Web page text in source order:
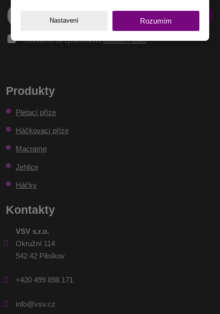
SouhlasímSouhlasím se zpracovánímosobních údajů.
nepodařilo
odeslat.
Produkty
Pletací příze
Háčkovací příze
Macrame
Jehlice
Háčky
Kontakty
VSV s.r.o.
Okružní 114
542 42 Pilníkov
+420 499 898 171
info@vsv.cz
Nastavení Rozumím